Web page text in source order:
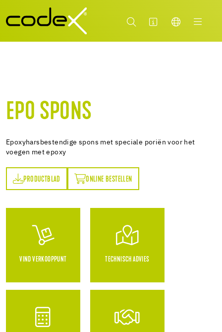
EPO SPONS
Epoxyharsbestendige spons met speciale poriën voor het
voegen met epoxy
PRODUCTBLAD ONLINE BESTELLEN
ONLINE BESTELLEN
VIND VERKOOPPUNT TECHNISCH ADVIES